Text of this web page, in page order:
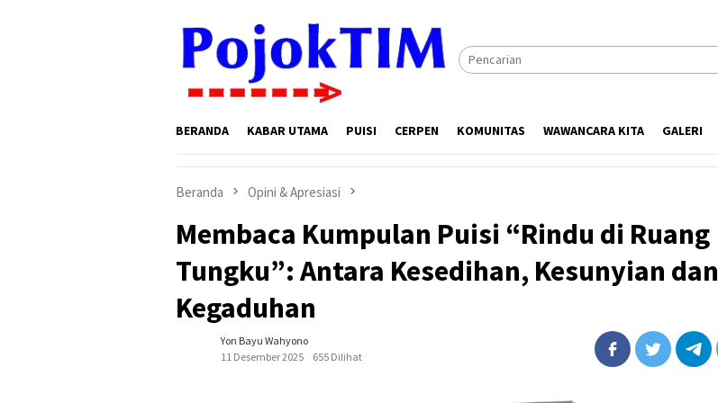
BERANDA KABAR UTAMA PUISI CERPEN KOMUNITAS WAWANCARA KITA GALERI
Beranda Opini & Apresiasi
Membaca Kumpulan Puisi “Rindu di Ruang
Tungku”: Antara Kesedihan, Kesunyian dan
Kegaduhan
Yon Bayu Wahyono
11 Desember 2025
655 Dilihat